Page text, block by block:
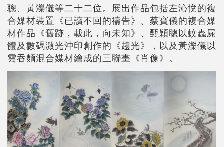
聰、黃濼儀等二十二位。展出作品包括左沁悅的複
合媒材裝置《已讀不回的禱告》、蔡寶儀的複合媒
材作品《舊跡，載此，向未知》、甄穎聰以蚊蟲屍
體及數碼激光沖印創作的《趨光》，以及黃濼儀以
雲吞麵混合媒材繪成的三聯畫《肖像》。